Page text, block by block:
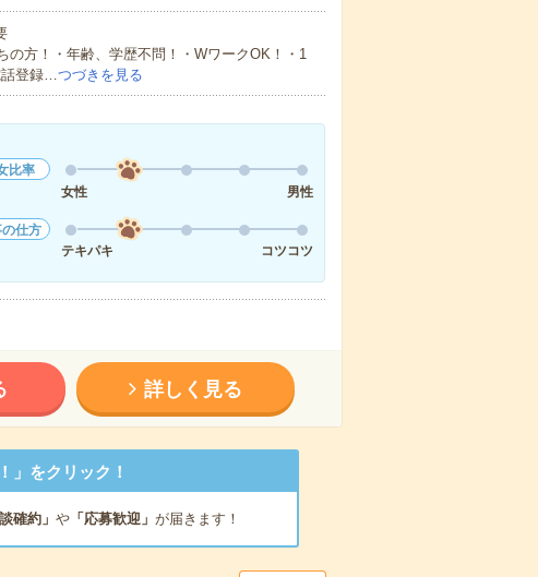
の方！・年齢、学歴不問！・WワークOK！・1
話登録…つづきを見る
比率
女性
男性
仕方
テキパキ
コツコツ
詳しく見る
」をクリック！
確約」 や「応募歓迎」 が届きます！